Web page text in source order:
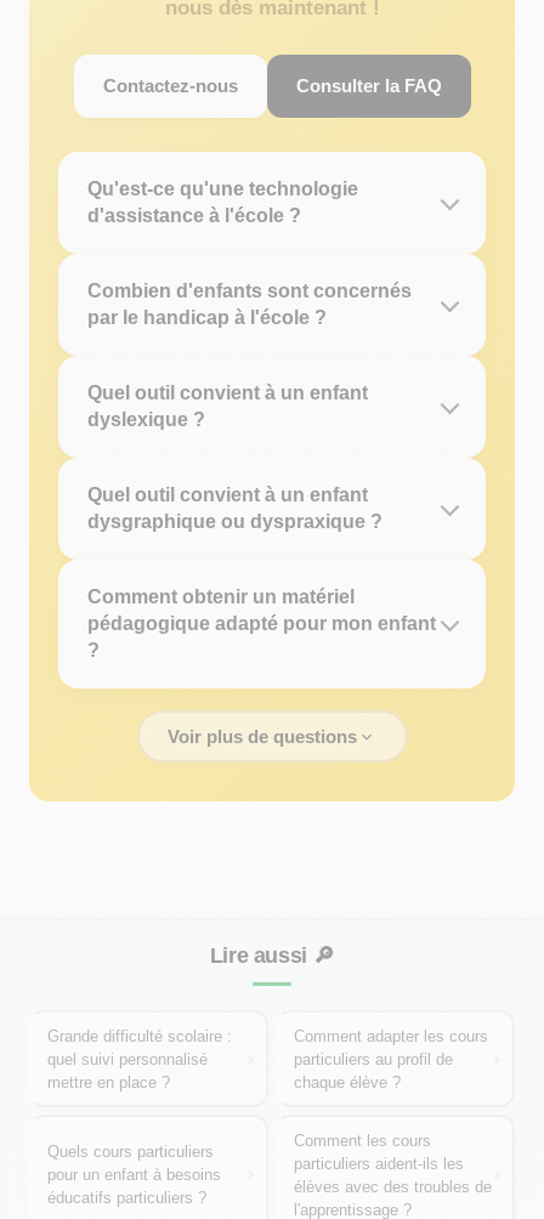
nous dès maintenant !
Contactez-nous Consulter la FAQ
Qu'est-ce qu'une technologie
d'assistance à l'école ?
Combien d'enfants sont concernés
par le handicap à l'école ?
Quel outil convient à un enfant
dyslexique ?
Quel outil convient à un enfant
dysgraphique ou dyspraxique ?
Comment obtenir un matériel
pédagogique adapté pour mon enfant
?
Voir plus de questions
Lire aussi 🔎
Grande difficulté scolaire :
quel suivi personnalisé
mettre en place ?
Comment adapter les cours
particuliers au profil de
chaque élève ?
Quels cours particuliers
pour un enfant à besoins
éducatifs particuliers ?
Comment les cours
particuliers aident-ils les
élèves avec des troubles de
l'apprentissage ?